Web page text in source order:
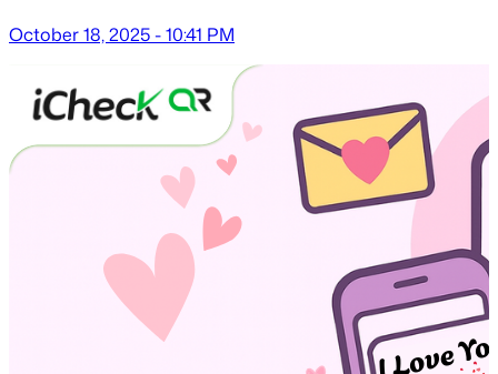
October 18, 2025 - 10:41 PM